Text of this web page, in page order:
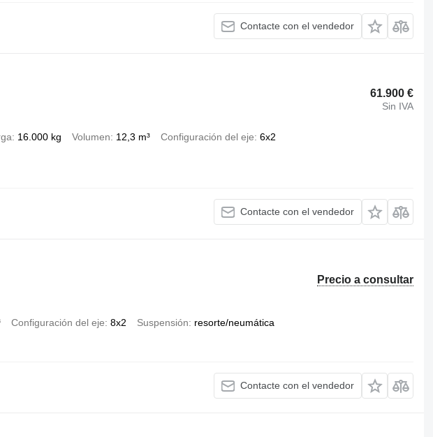
Contacte con el vendedor
61.900 €
Sin IVA
16.000 kg Volumen 12,3 m³ Configuración del eje 6x2
Contacte con el vendedor
Precio a consultar
Configuración del eje 8x2 Suspensión resorte/neumática
Contacte con el vendedor